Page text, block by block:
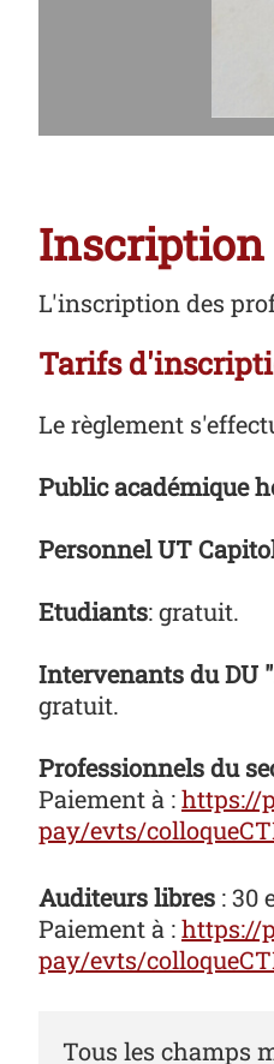
Inscription
L'inscription des
Tarifs
Le règlement
Public académique
Personnel UT
Etudiants: gratuit.
Intervenants du DU
gratuit.
Professionnels du
Paiement à :https://
pay/evts/
Auditeurs libres : 30
Paiement à :https://
pay/evts/
Tous les champs